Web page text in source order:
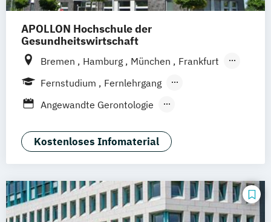
APOLLON Hochschule der
Gesundheitswirtschaft
Bremen Hamburg München
Frankfurt
Köln
Göttingen Leipzig
Stuttgart
Fernstudium
Fernlehrgang
Berufsbegleitender Präsenzlehrgang
Angewandte Gerontologie
Berufspädagogik
Betriebliche*r Gesundheitsmanager*in
Ernährungsberatung
Ernährungswissenschaften
Kostenloses Infomaterial